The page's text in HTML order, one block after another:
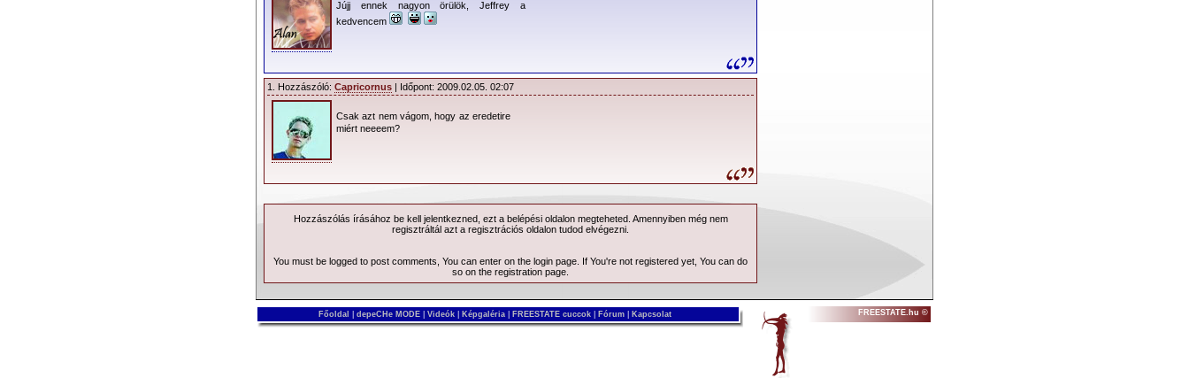
Jújj ennek nagyon örülök, Jeffrey a
kedvencem
1. Hozzászóló: Capricornus | Időpont: 2009.02.05. 02:07
Csak azt nem vágom, hogy az eredetire
miért neeeem?
Hozzászólás írásához be kell jelentkezned, ezt a belépésioldalon megteheted. Amennyiben még nem
regisztráltál azt a regisztrációs oldalon tudod elvégezni.
You must be logged to post comments, You can enter on the login page . If You're not registered yet, You can do
so on the registration page
Főoldal depeCHe MODE Videók Képgaléria FREESTATE cuccok Fórum Kapcsolat FREESTATE.hu ©